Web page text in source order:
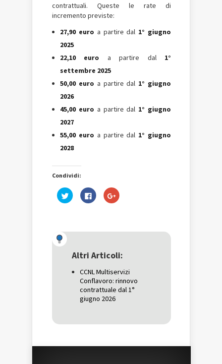
contrattuali. Queste le rate di
incremento previste:
27,90 euro a partire dal 1° giugno
2025
22,10 euro a partire dal 1°
settembre 2025
50,00 euro a partire dal 1° giugno
2026
45,00 euro a partire dal 1° giugno
2027
55,00 euro a partire dal 1° giugno
2028
Condividi:
Fai
clic
una
nuova
Fai
clic
nuova
finestra)
Fai
clic
una
nuova
Altri Articoli:
CCNL Multiservizi
Conflavoro: rinnovo
contrattuale dal 1°
giugno 2026